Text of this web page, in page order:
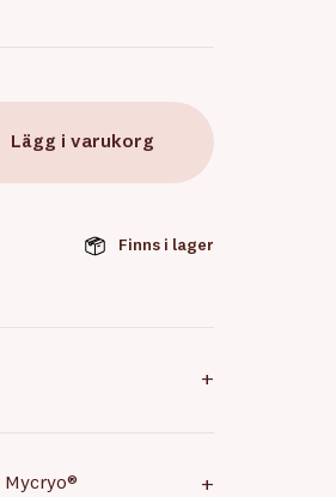
Lägg i varukorg
Finns i lager
+
+